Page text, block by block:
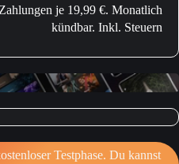
je 19,99 €. Monatlich
kündbar. Inkl. Steuern
Testphase. Du kannst